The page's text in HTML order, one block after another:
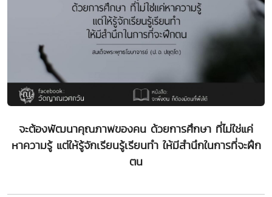
จะต้องพัฒนาคุณภาพของคน ด้วยการศึกษา ที่ไม่ใช่แค่
หาความรู้ แต่ให้รู้จักเรียนรู้เรียนทำ ให้มีสำนึกในการที่จะฝึก
ตน